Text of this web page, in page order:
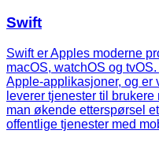
Swift
Swift er Apples moderne
macOS, watchOS og
Apple-applikasjoner, og er
leverer tjenester til
man økende etterspørsel
offentlige tjenester med